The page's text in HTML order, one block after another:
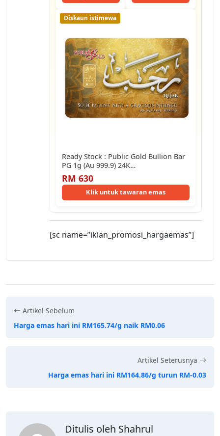
Diskaun istimewa
Ready Stock : Public Gold Bullion Bar
PG 1g (Au 999.9) 24K…
RM 630
Klik untuk tawaran emas
[sc name=”iklan_promosi_hargaemas”]
Artikel Sebelum
Harga emas hari ini RM165.74/g naik RM0.06
Artikel Seterusnya
Harga emas hari ini RM164.86/g turun RM-0.03
Ditulis oleh Shahrul